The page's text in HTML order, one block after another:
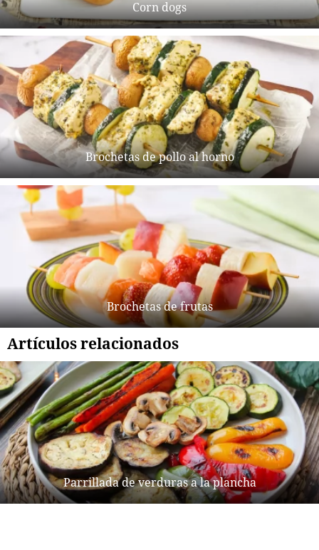
Corn dogs
Brochetas de pollo al horno
Brochetas de frutas
Artículos relacionados
Parrillada de verduras a la plancha